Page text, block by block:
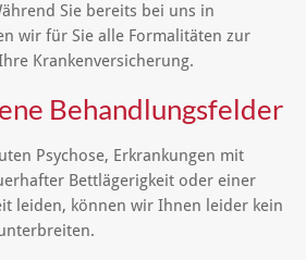
Sie bereits bei uns in
wir für Sie alle Formalitäten zur
Krankenversicherung.
Behandlungsfelder
Psychose, Erkrankungen mit
Bettlägerigkeit oder einer
leiden, können wir Ihnen leider kein